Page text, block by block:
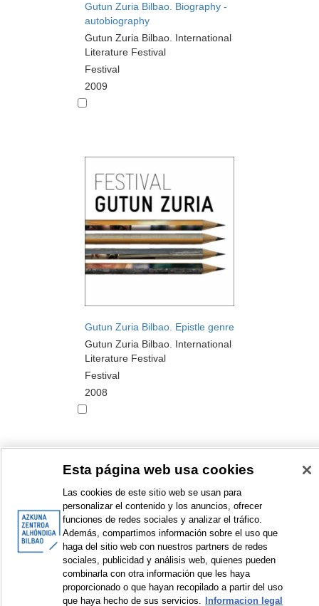
Gutun Zuria Bilbao. Biography -
autobiography
Gutun Zuria Bilbao. International
Literature Festival
Festival
2009
Gutun Zuria Bilbao. Epistle genre
Gutun Zuria Bilbao. International
Literature Festival
Festival
2008
Items sorted by: 1 to 10 of 18
© Azkuna Zentroa - Alhóndiga Bilbao
Esta página web usa cookies
Las cookies de este sitio web se usan para
personalizar el contenido y los anuncios, ofrecer
funciones de redes sociales y analizar el tráfico.
Además, compartimos información sobre el uso que
haga del sitio web con nuestros partners de redes
sociales, publicidad y análisis web, quienes pueden
combinarla con otra información que les haya
proporcionado o que hayan recopilado a partir del uso
que haya hecho de sus servicios.
Informacion legal